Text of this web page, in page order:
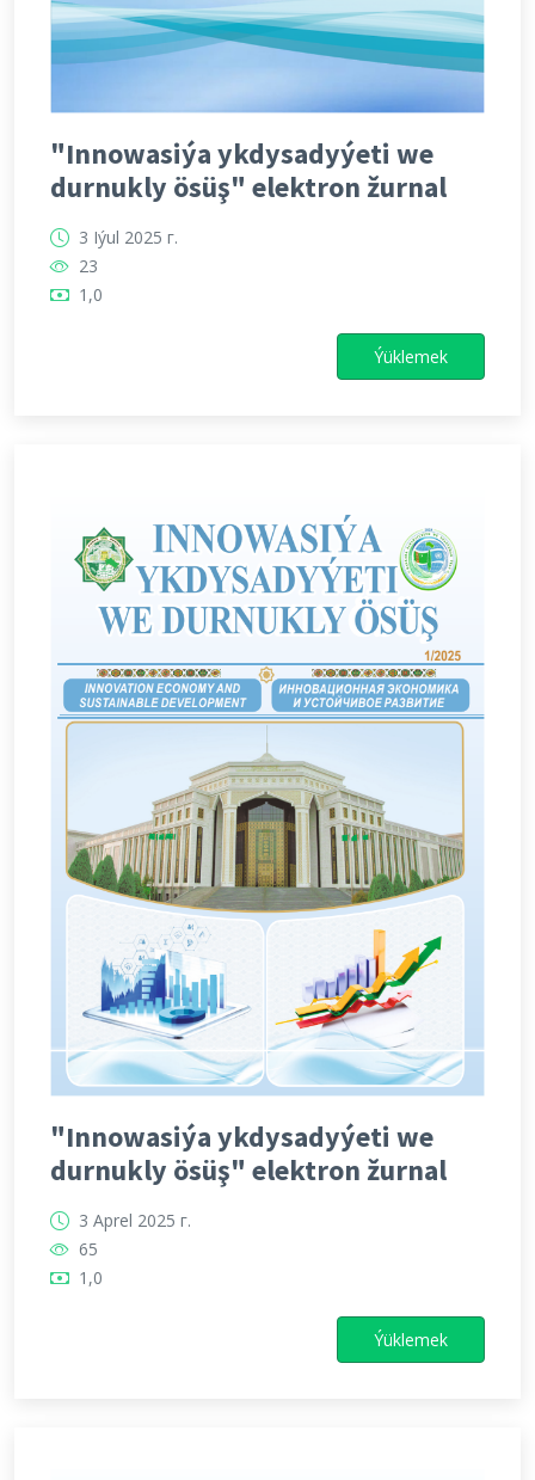
"Innowasiýa ykdysadyýeti we
durnukly ösüş" elektron žurnal
3 Iýul 2025 г.
23
1,0
Ýüklemek
"Innowasiýa ykdysadyýeti we
durnukly ösüş" elektron žurnal
3 Aprel 2025 г.
65
1,0
Ýüklemek